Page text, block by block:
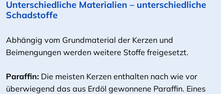
Unterschiedliche Materialien – unterschiedliche
Schadstoffe
Abhängig vom Grundmaterial der Kerzen und
Beimengungen werden weitere Stoffe freigesetzt.
Paraffin: Die meisten Kerzen enthalten nach wie vor
überwiegend das aus Erdöl gewonnene Paraffin. Eines